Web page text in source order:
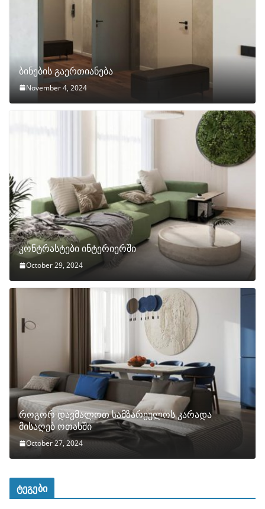
ბინების გაერთიანება
November 4, 2024
კონტრასტები ინტერიერში
October 29, 2024
როგორ დავმალოთ სამზარეულოს კარადა
მისაღებ ოთახში
October 27, 2024
ტეგები